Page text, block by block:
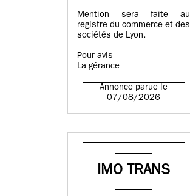
Mention sera faite au
registre du commerce et des
sociétés de Lyon.
Pour avis
La gérance
Annonce parue le
07/08/2026
IMO TRANS